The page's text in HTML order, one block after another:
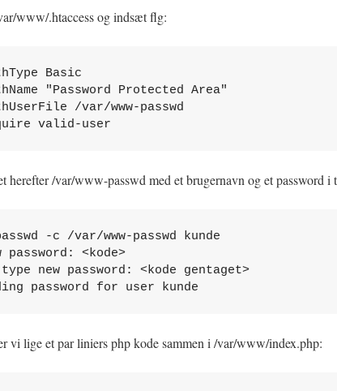
www/.htaccess og indsæt flg:
Basic
"Password Protected Area"
/var/www-passwd
valid-user
herefter /var/www-passwd med et brugernavn og et password i
-c /var/www-passwd kunde
password: <kode>
type new password: <kode gentaget>
password for user kunde
vi lige et par liniers php kode sammen i /var/www/index.php: